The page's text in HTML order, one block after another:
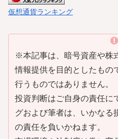
仮想通貨ランキング
※本記事は、暗号資産や株
情報提供を目的としたもの
行うものではありません。
投資判断はご自身の責任に
グおよび筆者は、いかなる
の責任を負いかねます。